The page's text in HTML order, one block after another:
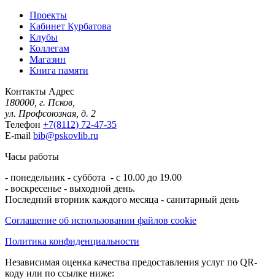
Проекты
Кабинет Курбатова
Клубы
Коллегам
Магазин
Книга памяти
Контакты Адрес
180000, г. Псков,
ул. Профсоюзная, д. 2
Телефон +7(8112) 72-47-35
E-mail bib@pskovlib.ru
Часы работы
- понедельник - суббота - с 10.00 до 19.00
- воскресенье - выходной день.
Последний вторник каждого месяца - санитарный день
Соглашение об использовании файлов cookie
Политика конфиденциальности
Независимая оценка качества предоставления услуг по QR-
коду или по ссылке ниже: